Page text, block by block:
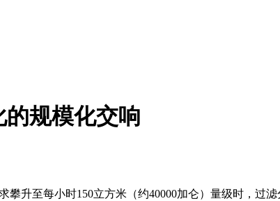
的规模化交响
升至每小时150立方米（约40000加仑）量级时，过